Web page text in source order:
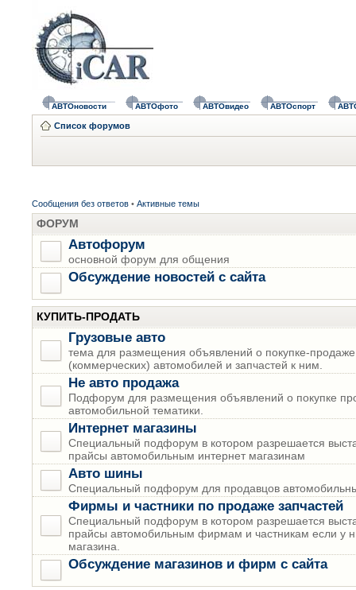
АВТОновости АВТОфото АВТОвидео АВТОспорт
Список форумов
Сообщения без ответов • Активные темы
ФОРУМ
Автофорум
основной форум для общения
Обсуждение новостей с сайта
КУПИТЬ-ПРОДАТЬ
Грузовые авто
тема для размещения объявлений о покупке-продаже
(коммерческих) автомобилей и запчастей к ним.
Не авто продажа
Подфорум для размещения объявлений о покупке
автомобильной тематики.
Интернет магазины
Специальный подфорум в котором разрешается
прайсы автомобильным интернет магазинам
Авто шины
Специальный подфорум для продавцов
Фирмы и частники по продаже запчастей
Специальный подфорум в котором разрешается
прайсы автомобильным фирмам и частникам если у
магазина.
Обсуждение магазинов и фирм с сайта